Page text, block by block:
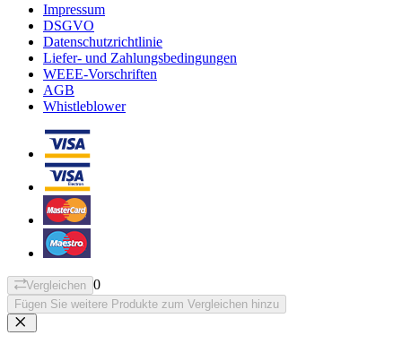
Impressum
DSGVO
Datenschutzrichtlinie
Liefer- und Zahlungsbedingungen
WEEE-Vorschriften
AGB
Whistleblower
Vergleichen 0
Fügen Sie weitere Produkte zum Vergleichen hinzu